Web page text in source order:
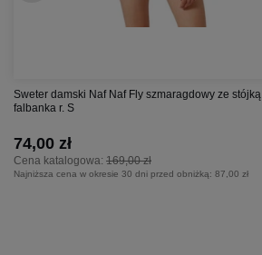
Sweter damski Naf Naf Fly szmaragdowy ze stójką
falbanka r. S
Cena katalogowa: 169,00 zł
74,00 zł
Najniższa cena w okresie 30 dni przed obniżką: 87,00 zł